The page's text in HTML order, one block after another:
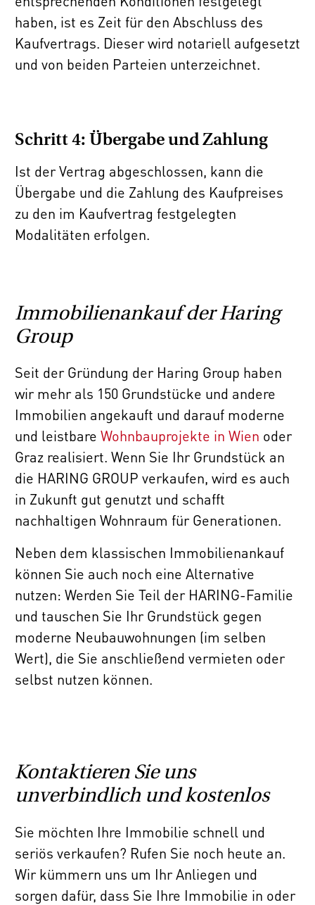
haben, ist es Zeit für den Abschluss des
Kaufvertrags. Dieser wird notariell aufgesetzt
und von beiden Parteien unterzeichnet.
Schritt 4: Übergabe und Zahlung
Ist der Vertrag abgeschlossen, kann die
Übergabe und die Zahlung des Kaufpreises
zu den im Kaufvertrag festgelegten
Modalitäten erfolgen.
Immobilienankauf der Haring
Group
Seit der Gründung der Haring Group haben
wir mehr als 150 Grundstücke und andere
Immobilien angekauft und darauf moderne
und leistbare Wohnbauprojekte in Wien oder
Graz realisiert. Wenn Sie Ihr Grundstück an
die HARING GROUP verkaufen, wird es auch
in Zukunft gut genutzt und schafft
nachhaltigen Wohnraum für Generationen.
Neben dem klassischen Immobilienankauf
können Sie auch noch eine Alternative
nutzen: Werden Sie Teil der HARING-Familie
und tauschen Sie Ihr Grundstück gegen
moderne Neubauwohnungen (im selben
Wert), die Sie anschließend vermieten oder
selbst nutzen können.
Kontaktieren Sie uns
unverbindlich und kostenlos
Sie möchten Ihre Immobilie schnell und
seriös verkaufen? Rufen Sie noch heute an.
Wir kümmern uns um Ihr Anliegen und
sorgen dafür, dass Sie Ihre Immobilie in oder